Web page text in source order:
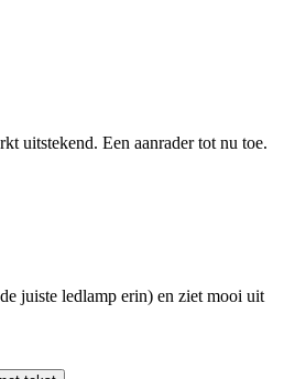
uitstekend. Een aanrader tot nu toe.
juiste ledlamp erin) en ziet mooi uit